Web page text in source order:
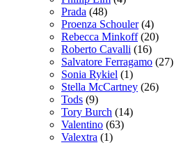
Prada (48)
Proenza Schouler(4)
Rebecca Minkoff(20)
Roberto Cavalli (16)
Salvatore Ferragamo (27)
Sonia Rykiel (1)
Stella McCartney (26)
Tods (9)
Tory Burch (14)
Valentino (63)
Valextra (1)